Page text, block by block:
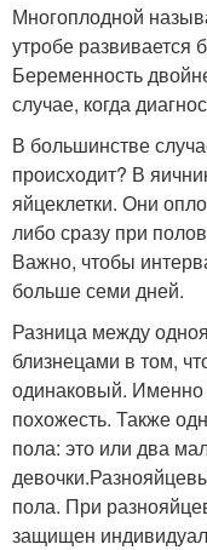
Многоплодной
утробе развивается
Беременность
случае, когда
В большинстве
происходит? В
яйцеклетки. Они
либо сразу при
Важно, чтобы
больше семи дней.
Разница между
близнецами в том,
одинаковый.
похожесть. Также
пола: это или два
пола. При
защищен